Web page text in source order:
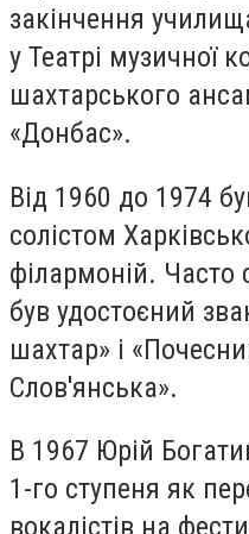
закінчення
у Театрі музичної
шахтарського
«Донбас».
Від 1960 до 1974
солістом
філармоній. Часто
був удостоєний
шахтар» і
Слов'янська».
В 1967 Юрій
1-го ступеня як
вокалістів на